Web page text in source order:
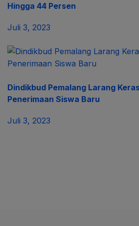
Hingga 44 Persen
Juli 3, 2023
Dindikbud Pemalang Larang
Penerimaan Siswa Baru
Juli 3, 2023